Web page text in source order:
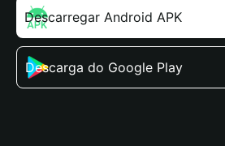
Descarregar Android APK
Descarga do Google Play